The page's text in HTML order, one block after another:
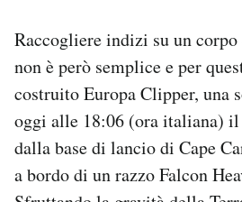
Raccogliere indizi su un
non è però semplice e per
costruito Europa Clipper, una
oggi alle 18:06 (ora italiana)
dalla base di lancio di Cape
a bordo di un razzo Falcon